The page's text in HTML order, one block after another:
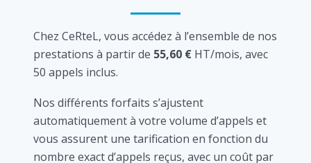
Chez CeRteL, vous accédez à l’ensemble de nos
prestations à partir de 55,60 € HT/mois, avec
50 appels inclus.
Nos différents forfaits s’ajustent
automatiquement à votre volume d’appels et
vous assurent une tarification en fonction du
nombre exact d’appels reçus, avec un coût par